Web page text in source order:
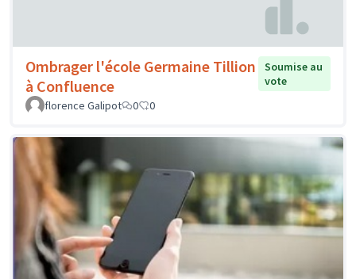
Ombrager l'école Germaine Tillion
à Confluence
Soumise au
vote
florence Galipot
0 0